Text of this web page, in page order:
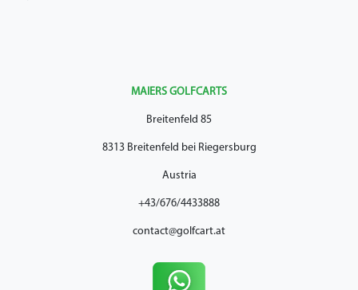
MAIERS GOLFCARTS
Breitenfeld 85
8313 Breitenfeld bei Riegersburg
Austria
+43/676/4433888
contact@golfcart.at